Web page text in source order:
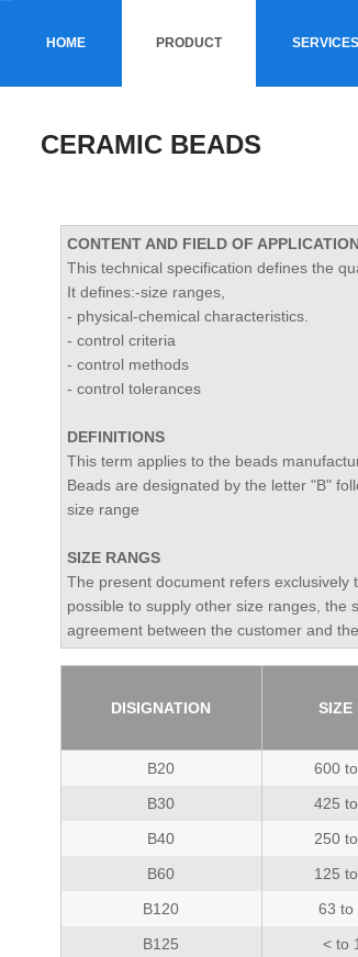
HOME PRODUCT SERVICES
CERAMIC BEADS
CONTENT AND FIELD OF APPLICATION
This technical specification defines the
It defines:-size ranges,
- physical-chemical characteristics.
- control criteria
- control methods
- control tolerances
DEFINITIONS
This term applies to the beads
Beads are designated by the letter "B"
size range
SIZE RANGS
The present document refers exclusively
possible to supply other size ranges, the
agreement between the customer and
DISIGNATION SIZE
B20 600
B30
425
B40
250
B60
125
B120
63 to
B125
< to